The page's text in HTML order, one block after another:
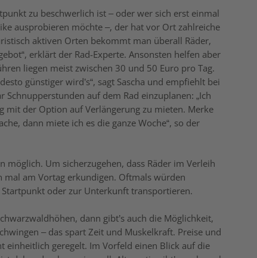
zu beschwerlich ist – oder wer sich erst einmal
ausprobieren möchte –, der hat vor Ort zahlreiche
aktiven Orten bekommt man überall Räder,
erklärt der Rad-Experte. Ansonsten helfen aber
liegen meist zwischen 30 und 50 Euro pro Tag.
günstiger wird’s“, sagt Sascha und empfiehlt bei
auf dem Rad einzuplanen: „Ich
mit der Option auf Verlängerung zu mieten. Merke
dann miete ich es die ganze Woche“, so der
Um sicherzugehen, dass Räder im Verleih
am Vortag erkundigen. Oftmals würden
oder zur Unterkunft transportieren.
dann gibt’s auch die Möglichkeit,
– das spart Zeit und Muskelkraft. Preise und
geregelt. Im Vorfeld einen Blick auf die